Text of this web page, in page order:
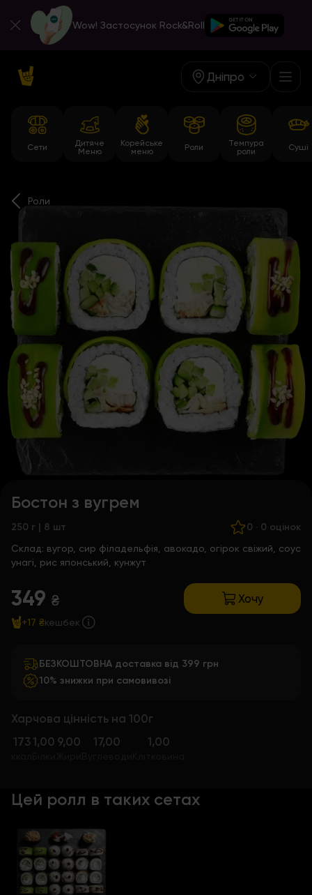
Wow! Застосунок Rock&Roll
Дніпро
Сети
Дитяче
Меню
Корейське
меню
Роли
Темпура
роли
Суші
Роли
Бостон з вугрем
250 г | 8 шт 0 · 0 оцінок
Склад: вугор, сир філадельфія, авокадо, огірок свіжий, соус
унагі, рис японський, кунжут
349 ₴ Хочу
+17 ₴кешбек
БЕЗКОШТОВНА доставка від 399 грн
10% знижки при самовивозі
Харчова цінність на 100г
1731,00 9,00 17,00 1,00
Цей ролл в таких сетах